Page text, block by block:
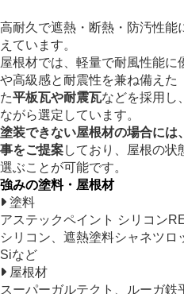
高耐久で遮熱・断熱・防汚性能
えています。
屋根材では、軽量で耐風性能に
や高級感と耐震性を兼ね備えた
た平板瓦や耐震瓦などを採用し
ながら選定しています。
塗装できない屋根材の場合には
事をご提案しており、屋根の状
選ぶことが可能です。
強みの塗料・屋根材
塗料
アステックペイント シリコン
シリコン、遮熱塗料シャネツ
Siなど
屋根材
スーパーガルテクト、ルーガ鉄